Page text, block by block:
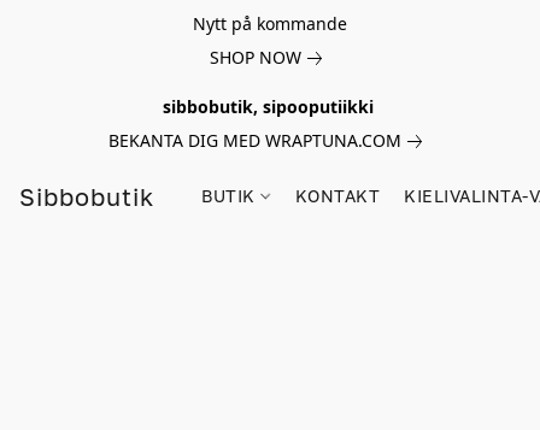
Nytt på kommande
SHOP NOW
sibbobutik, sipooputiikki
BEKANTA DIG MED WRAPTUNA.COM
Sibbobutik BUTIK KONTAKT KIELIVALINTA-